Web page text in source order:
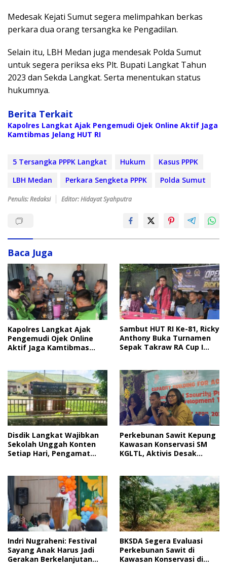
Medesak Kejati Sumut segera melimpahkan berkas
perkara dua orang tersangka ke Pengadilan.
Selain itu, LBH Medan juga mendesak Polda Sumut
untuk segera periksa eks Plt. Bupati Langkat Tahun
2023 dan Sekda Langkat. Serta menentukan status
hukumnya.
Berita Terkait
Kapolres Langkat Ajak Pengemudi Ojek Online Aktif Jaga
Kamtibmas Jelang HUT RI
5 Tersangka PPPK Langkat Hukum
Kasus PPPK
LBH Medan
Perkara Sengketa PPPK Polda Sumut
Penulis: Redaksi Editor: Hidayat Syahputra
Baca Juga
Kapolres Langkat Ajak
Pengemudi Ojek Online
Aktif Jaga Kamtibmas
Sambut HUT RI Ke-81, Ricky
Anthony Buka Turnamen
Sepak Takraw RA Cup I
Disdik Langkat Wajibkan
Sekolah Unggah Konten
Setiap Hari, Pengamat
Perkebunan Sawit Kepung
Kawasan Konservasi SM
KGLTL, Aktivis Desak
Indri Nugraheni: Festival
Sayang Anak Harus Jadi
Gerakan Berkelanjutan
BKSDA Segera Evaluasi
Perkebunan Sawit di
Kawasan Konservasi di